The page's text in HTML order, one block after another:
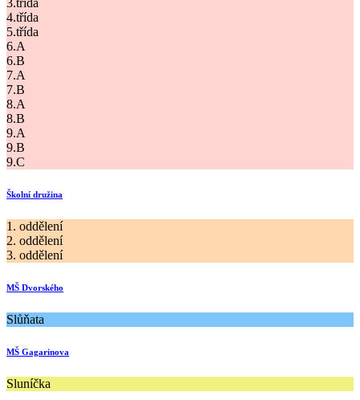
4.třída
5.třída
6.A
6.B
7.A
7.B
8.A
8.B
9.A
9.B
9.C
Školní družina
1. oddělení
2. oddělení
3. oddělení
MŠ Dvorského
Slůňata
MŠ Gagarinova
Sluníčka